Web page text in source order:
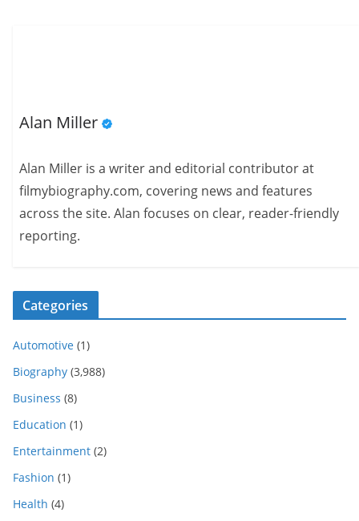
Alan Miller
Alan Miller is a writer and editorial contributor at
filmybiography.com, covering news and features
across the site. Alan focuses on clear, reader-friendly
reporting.
Categories
Automotive (1)
Biography (3,988)
Business (8)
Education (1)
Entertainment (2)
Fashion (1)
Health (4)